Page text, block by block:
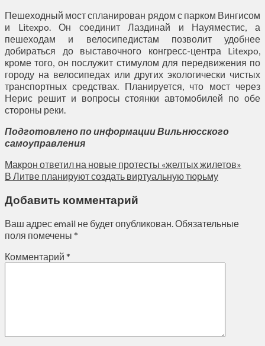
Пешеходный мост спланирован рядом с парком Вингисом
и Litexpo. Он соединит Лаздинай и Науяместис, а
пешеходам и велосипедистам позволит удобнее
добираться до выставочного конгресс-центра Litexpo,
кроме того, он послужит стимулом для передвижения по
городу на велосипедах или других экологически чистых
транспортных средствах. Планируется, что мост через
Нерис решит и вопросы стоянки автомобилей по обе
стороны реки.
Подготовлено по информации Вильнюсского
самоуправления
Макрон ответил на новые протесты «желтых жилетов»
В Литве планируют создать виртуальную тюрьму
Добавить комментарий
Ваш адрес email не будет опубликован.Обязательные
поля помечены *
Комментарий *